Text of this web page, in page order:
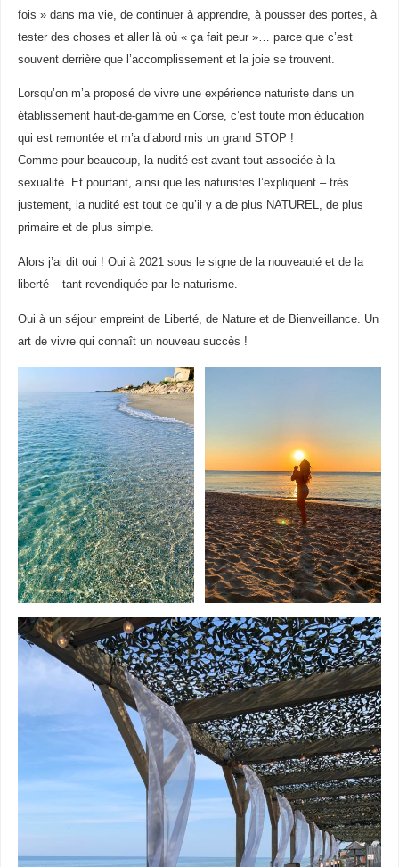
fois » dans ma vie, de continuer à apprendre, à pousser des portes, à
tester des choses et aller là où « ça fait peur »… parce que c’est
souvent derrière que l’accomplissement et la joie se trouvent.
Lorsqu’on m’a proposé de vivre une expérience naturiste dans un
établissement haut-de-gamme en Corse, c’est toute mon éducation
qui est remontée et m’a d’abord mis un grand STOP !
Comme pour beaucoup, la nudité est avant tout associée à la
sexualité. Et pourtant, ainsi que les naturistes l’expliquent – très
justement, la nudité est tout ce qu’il y a de plus NATUREL, de plus
primaire et de plus simple.
Alors j’ai dit oui ! Oui à 2021 sous le signe de la nouveauté et de la
liberté – tant revendiquée par le naturisme.
Oui à un séjour empreint de Liberté, de Nature et de Bienveillance. Un
art de vivre qui connaît un nouveau succès !